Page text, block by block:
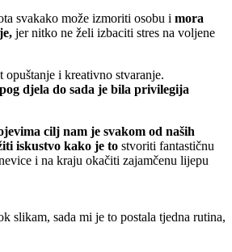
svakako može izmoriti osobu i mora
jer nitko ne želi izbaciti stres na voljene
opuštanje i kreativno stvaranje.
djela do sada je bila privilegija
cilj nam je svakom od naših
iskustvo kako je to stvoriti fantastičnu
i na kraju okačiti zajamčenu lijepu
slikam, sada mi je to postala tjedna rutina,